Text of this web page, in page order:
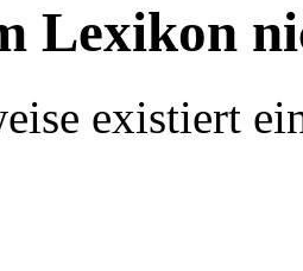
Lexikon
existiert